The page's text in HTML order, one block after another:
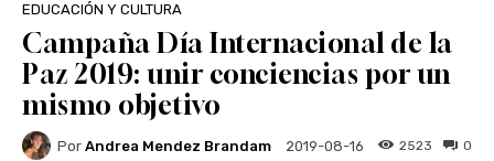
EDUCACIÓN Y CULTURA
Campaña Día Internacional de la
Paz 2019: unir conciencias por un
mismo objetivo
Por Andrea Mendez Brandam 2019-08-16 0
2523